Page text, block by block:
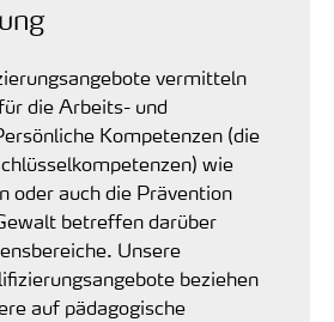
vermitteln
die Arbeits- und
Kompetenzen (die
wie
oder auch die Prävention
betreffen darüber
Unsere
beziehen
auf pädagogische